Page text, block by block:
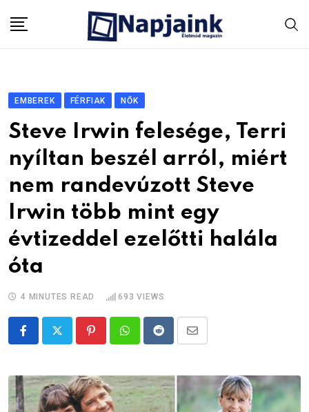
EMBEREK FÉRFIAK NŐK
Steve Irwin felesége, Terri
nyíltan beszél arról, miért
nem randevúzott Steve
Irwin több mint egy
évtizeddel ezelőtti halála
óta
4 MINUTES READ 693 VIEWS
PinterestWhatsappRedditShare
Email